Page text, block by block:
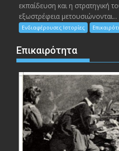
εκπαίδευση και η στρατηγική
εξωστρέφεια μετουσιώνονται...
Ενδιαφέρουσες Ιστορίες
Επικαιρότητα